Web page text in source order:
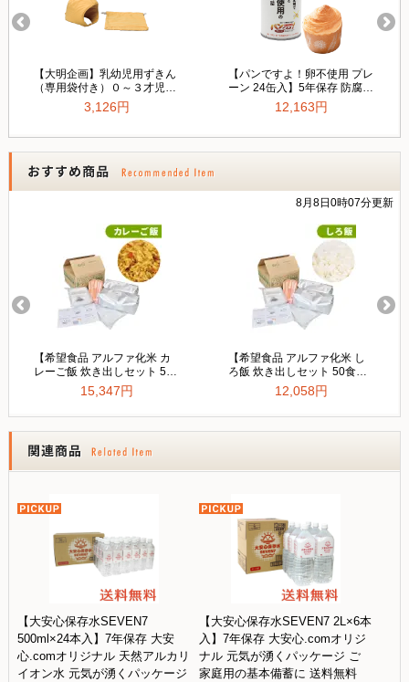
【大安心保存水SEVEN7
500ml×24本入】7年保存 大安
心.comオリジナル 天然アルカリ
イオン水 元気が湧くパッケージ
【大安心保存水SEVEN7 2L×6本
入】7年保存 大安心.comオリジ
ナル 元気が湧くパッケージ ご
家庭用の基本備蓄に 送料無料